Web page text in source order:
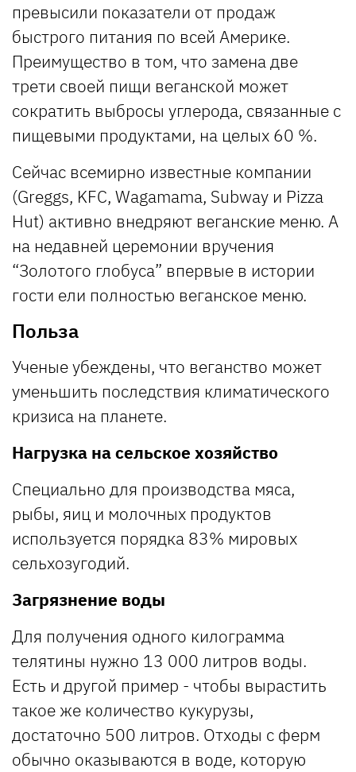
превысили показатели от продаж
быстрого питания по всей Америке.
Преимущество в том, что замена две
трети своей пищи веганской может
сократить выбросы углерода, связанные с
пищевыми продуктами, на целых 60 %.
Сейчас всемирно известные компании
(Greggs, KFC, Wagamama, Subway и Pizza
Hut) активно внедряют веганские меню. А
на недавней церемонии вручения
“Золотого глобуса” впервые в истории
гости ели полностью веганское меню.
Польза
Ученые убеждены, что веганство может
уменьшить последствия климатического
кризиса на планете.
Нагрузка на сельское хозяйство
Специально для производства мяса,
рыбы, яиц и молочных продуктов
используется порядка 83% мировых
сельхозугодий.
Загрязнение воды
Для получения одного килограмма
телятины нужно 13 000 литров воды.
Есть и другой пример - чтобы вырастить
такое же количество кукурузы,
достаточно 500 литров. Отходы с ферм
обычно оказываются в воде, которую